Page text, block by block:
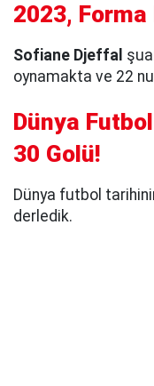
2023, Forma
Sofiane Djeffal
oynamakta ve 22
Dünya
30 Golü!
Dünya futbol
derledik.